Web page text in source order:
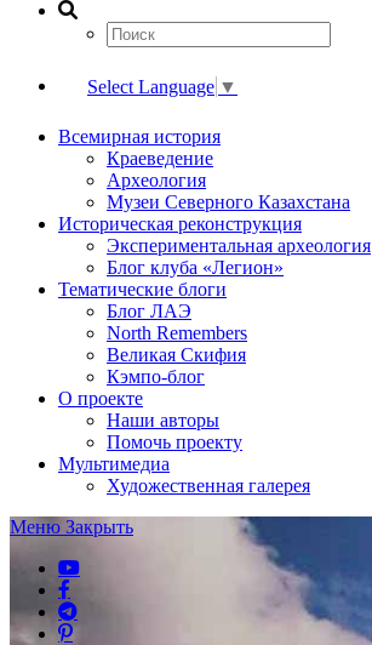
Select Language ▼
Всемирная история
Краеведение
Археология
Музеи Северного Казахстана
Историческая реконструкция
Экспериментальная археология
Блог клуба «Легион»
Тематические блоги
Блог ЛАЭ
North Remembers
Великая Скифия
Кэмпо-блог
О проекте
Наши авторы
Помочь проекту
Мультимедиа
Художественная галерея
Меню Закрыть